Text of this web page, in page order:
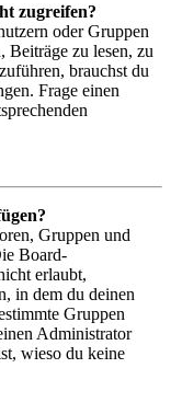
zugreifen?
oder Gruppen
Beiträge zu lesen, zu
brauchst du
Frage einen
Gruppen und
Board-
erlaubt,
in dem du deinen
Gruppen
Administrator
wieso du keine